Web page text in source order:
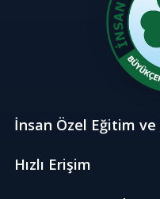
İnsan Özel Eğitim
Hızlı Erişim